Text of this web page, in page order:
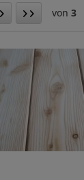
von 3